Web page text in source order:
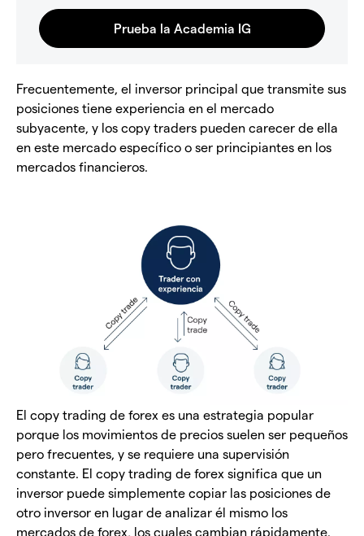
Frecuentemente, el inversor principal que transmite sus
posiciones tiene experiencia en el mercado
subyacente, y los copy traders pueden carecer de ella
en este mercado específico o ser principiantes en los
mercados financieros.
El copy trading de forex es una estrategia popular
porque los movimientos de precios suelen ser pequeños
pero frecuentes, y se requiere una supervisión
constante. El copy trading de forex significa que un
inversor puede simplemente copiar las posiciones de
otro inversor en lugar de analizar él mismo los
mercados de forex, los cuales cambian rápidamente.